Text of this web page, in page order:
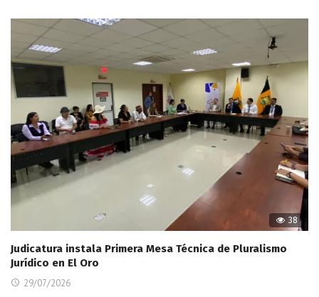
38
Judicatura instala Primera Mesa Técnica de Pluralismo
Jurídico en El Oro
29/07/2026